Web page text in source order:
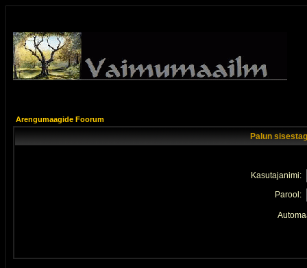
Arengumaagide Foorum
Palun
Kasutajanimi:
Parool: